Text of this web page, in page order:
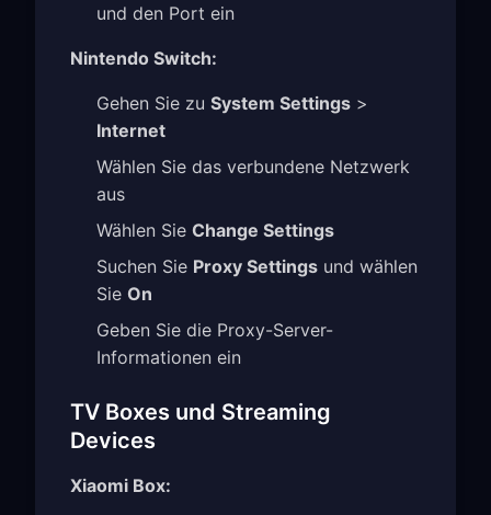
und den Port ein
Nintendo Switch:
Gehen Sie zu System Settings >
Internet
Wählen Sie das verbundene Netzwerk
aus
Wählen Sie Change Settings
Suchen Sie Proxy Settings und wählen
Sie On
Geben Sie die Proxy-Server-
Informationen ein
TV Boxes und Streaming
Devices
Xiaomi Box: